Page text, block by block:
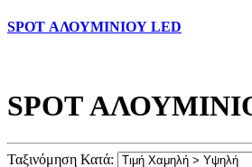
SPOT ΑΛΟΥΜΙΝΙΟΥ LED
SPOT
Ταξινόμηση Κατά: